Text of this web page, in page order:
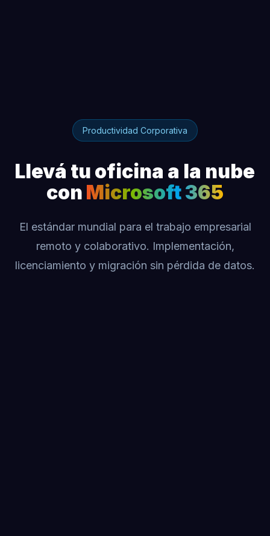
Productividad Corporativa
Llevá tu oficina a la nube
con Microsoft 365
El estándar mundial para el trabajo empresarial
remoto y colaborativo. Implementación,
licenciamiento y migración sin pérdida de datos.